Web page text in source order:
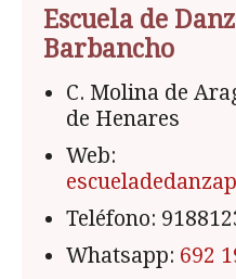
Escuela de
Barbancho
C. Molina de
de Henares
Web:
Teléfono:
Whatsapp: 692